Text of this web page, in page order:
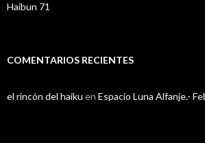
Haibun 71
COMENTARIOS RECIENTES
el rincón del haiku en Espacio Luna Alfanje.-